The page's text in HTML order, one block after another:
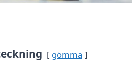
gömma